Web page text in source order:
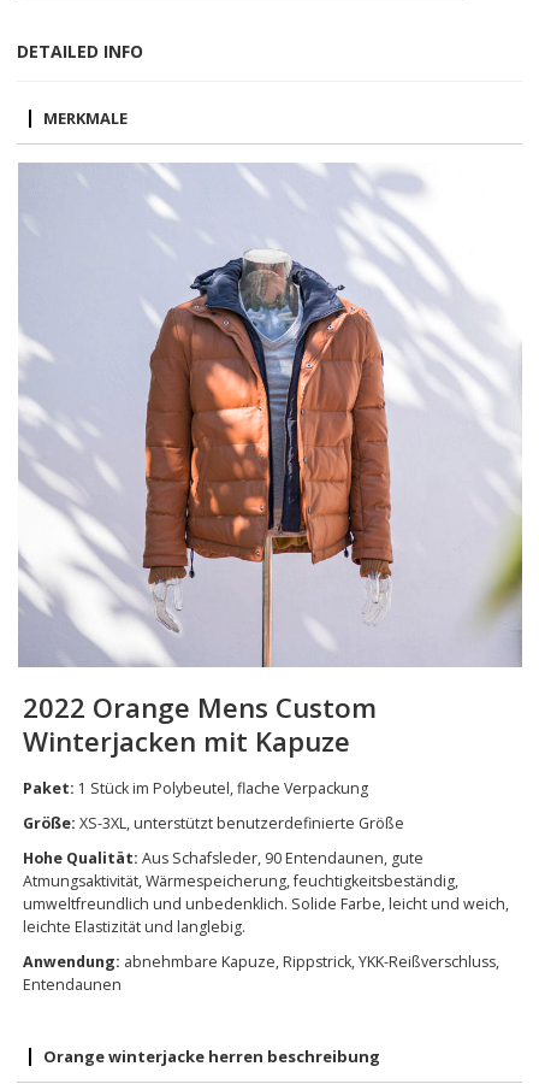
DETAILED INFO
MERKMALE
2022 Orange Mens Custom
Winterjacken mit Kapuze
Paket: 1 Stück im Polybeutel, flache Verpackung
Größe: XS-3XL, unterstützt benutzerdefinierte Größe
Hohe Qualität: Aus Schafsleder, 90 Entendaunen, gute
Atmungsaktivität, Wärmespeicherung, feuchtigkeitsbeständig,
umweltfreundlich und unbedenklich. Solide Farbe, leicht und weich,
leichte Elastizität und langlebig.
Anwendung: abnehmbare Kapuze, Rippstrick, YKK-Reißverschluss,
Entendaunen
Orange winterjacke herren beschreibung